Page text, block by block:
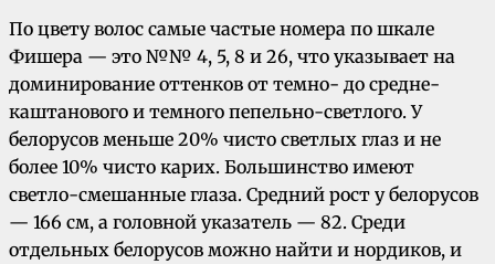
По цвету волос самые частые номера по шкале
Фишера — это №№ 4, 5, 8 и 26, что указывает на
доминирование оттенков от темно- до средне-
каштанового и темного пепельно-светлого. У
белорусов меньше 20% чисто светлых глаз и не
более 10% чисто карих. Большинство имеют
светло-смешанные глаза. Средний рост у белорусов
— 166 см, а головной указатель — 82. Среди
отдельных белорусов можно найти и нордиков, и